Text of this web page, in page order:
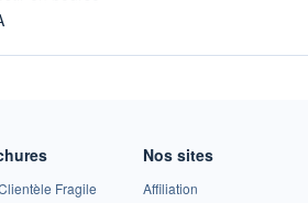
Fragile
Nos sites
Affiliation